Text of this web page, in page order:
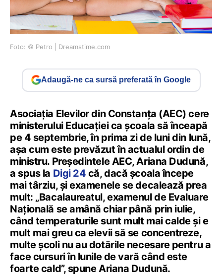
Foto: © Petro | Dreamstime.com
Adaugă-ne ca sursă preferată în Google
Asociația Elevilor din Constanța (AEC) cere
ministerului Educației ca școala să înceapă
pe 4 septembrie, în prima zi de luni din lună,
așa cum este prevăzut în actualul ordin de
ministru. Președintele AEC, Ariana Dudună,
a spus la Digi 24 că, dacă școala începe
mai târziu, și examenele se decalează prea
mult: „Bacalaureatul, examenul de Evaluare
Națională se amână chiar până prin iulie,
când temperaturile sunt mult mai calde și e
mult mai greu ca elevii să se concentreze,
multe școli nu au dotările necesare pentru a
face cursuri în lunile de vară când este
foarte cald”, spune Ariana Dudună.